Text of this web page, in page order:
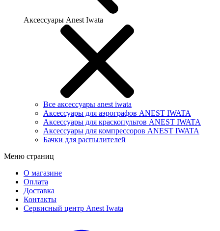
Аксессуары Anest Iwata
Все аксессуары anest iwata
Аксессуары для аэрографов ANEST IWATA
Аксессуары для краскопультов ANEST IWATA
Аксессуары для компрессоров ANEST IWATA
Бачки для распылителей
Меню страниц
О магазине
Оплата
Доставка
Контакты
Сервисный центр Anest Iwata